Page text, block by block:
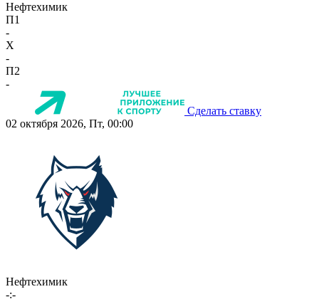
Нефтехимик
П1
-
X
-
П2
-
Сделать ставку
02 октября 2026, Пт, 00:00
Нефтехимик
-:-